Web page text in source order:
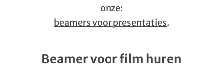
onze:
beamers voor presentaties.
Beamer voor film huren